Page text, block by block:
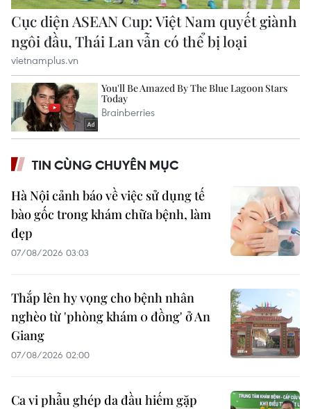
TIN CÙNG CHUYÊN MỤC
Hà Nội cảnh báo về việc sử dụng tế
bào gốc trong khám chữa bệnh, làm
đẹp
07/08/2026 03:03
Thắp lên hy vọng cho bệnh nhân
nghèo từ 'phòng khám 0 đồng' ở An
Giang
07/08/2026 02:00
Ca vi phẫu ghép da đầu hiếm gặp